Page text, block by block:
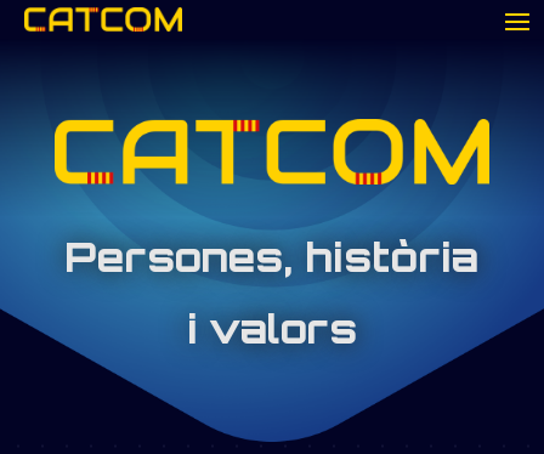
Persones, història
i valors